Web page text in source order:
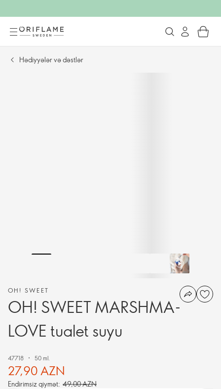
Hədiyyələr və dəstlər
OH! SWEET
OH! SWEET MARSHMA-
LOVE tualet suyu
47718 50 ml.
27,90 AZN
Endirimsiz qiymət: 49,00 AZN